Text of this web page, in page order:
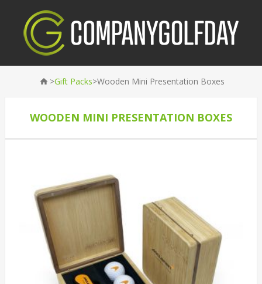
>Gift Packs>Wooden Mini Presentation Boxes
WOODEN MINI PRESENTATION BOXES